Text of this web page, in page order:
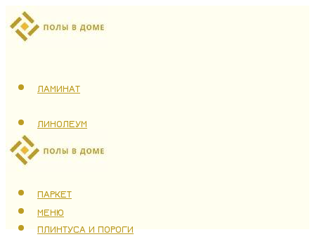
ЛАМИНАТ
ЛИНОЛЕУМ
ТЕПЛЫЙ ПОЛ
ПАРКЕТ
ПЛИНТУСА И ПОРОГИ
МЕНЮ